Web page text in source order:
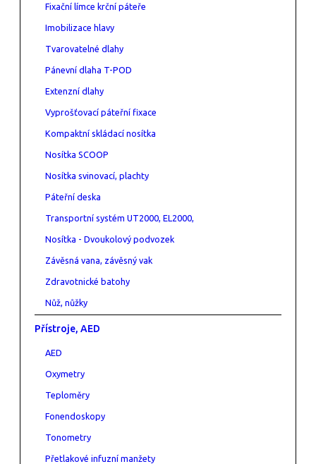
Fixační límce krční páteře
Imobilizace hlavy
Tvarovatelné dlahy
Pánevní dlaha T-POD
Extenzní dlahy
Vyprošťovací páteřní fixace
Kompaktní skládací nosítka
Nosítka SCOOP
Nosítka svinovací, plachty
Páteřní deska
Transportní systém UT2000, EL2000,
Nosítka - Dvoukolový podvozek
Závěsná vana, závěsný vak
Zdravotnické batohy
Nůž, nůžky
Přístroje, AED
AED
Oxymetry
Teploměry
Fonendoskopy
Tonometry
Přetlakové infuzní manžety